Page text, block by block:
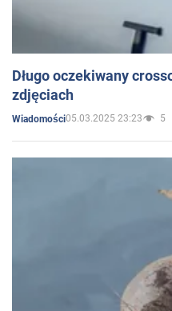
Długo oczekiwany
zdjęciach
Wiadomości05.03.2025 23:23 5